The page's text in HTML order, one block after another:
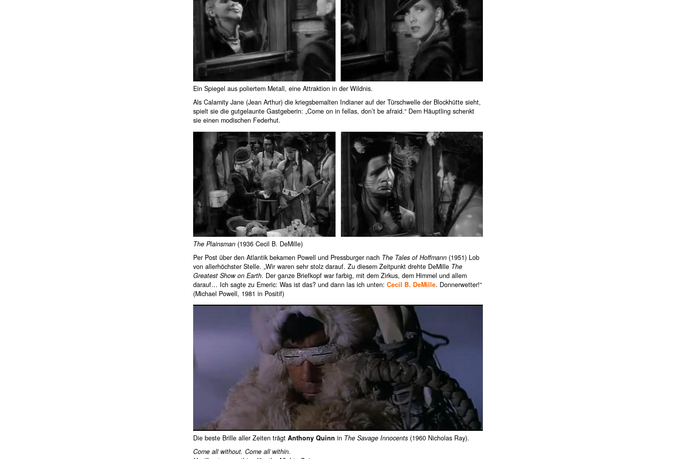
Ein Spiegel aus poliertem Metall, eine Attraktion in der Wildnis.
Als Calamity Jane (Jean Arthur) die kriegsbemalten Indianer auf der Türschwelle der Blockhütte sieht,
spielt sie die gutgelaunte Gastgeberin: „Come on in fellas, don’t be afraid.“ Dem Häuptling schenkt
sie einen modischen Federhut.
The Plainsman (1936 Cecil B. DeMille)
Per Post über den Atlantik bekamen Powell und Pressburger nach The Tales of Hoffmann (1951) Lob
von allerhöchster Stelle. „Wir waren sehr stolz darauf. Zu diesem Zeitpunkt drehte DeMille The
Greatest Show on Earth. Der ganze Briefkopf war farbig, mit dem Zirkus, dem Himmel und allem
darauf… Ich sagte zu Emeric: Was ist das? und dann las ich unten: Cecil B. DeMille. Donnerwetter!“
(Michael Powell, 1981 in Positif)
Die beste Brille aller Zeiten trägt Anthony Quinn in The Savage Innocents (1960 Nicholas Ray).
Come all without. Come all within.